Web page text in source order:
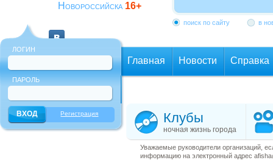
Новороссийска 16+
поиск по сайту в
ЛОГИН
ПАРОЛЬ
Регистрация
Главная Новости Справка
Клубы
ночная жизнь города
Уважаемые руководители организаций,
информацию на электронный адрес